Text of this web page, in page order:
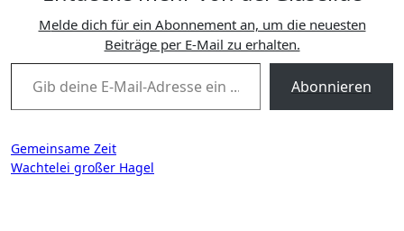
Melde dich für ein Abonnement an, um die neuesten
Beiträge per E-Mail zu erhalten.
Gib deine E-Mail-Adresse ein ...
Abonnieren
Beitragsnavigation
Gemeinsame Zeit
Wachtelei großer Hagel